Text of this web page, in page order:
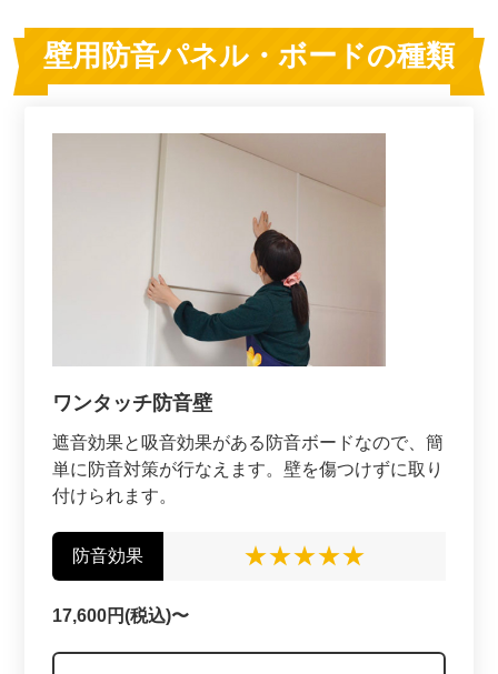
壁用防音パネル・ボードの種類
ワンタッチ防音壁
遮音効果と吸音効果がある防音ボードなので、簡
単に防音対策が行なえます。壁を傷つけずに取り
付けられます。
防音効果 ★★★★★
17,600円(税込)〜